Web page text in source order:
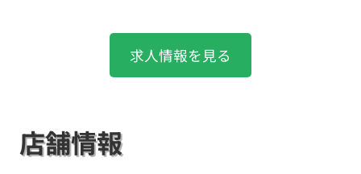
求人情報を見る
店舗情報